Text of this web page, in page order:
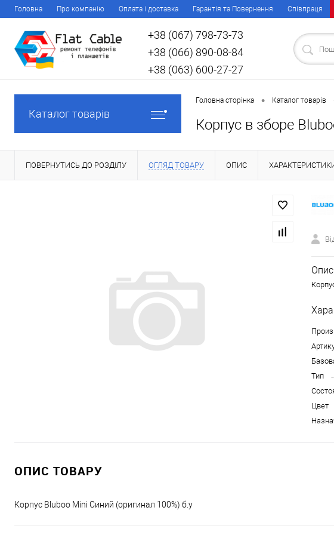
Головна Про компанію Оплата і доставка Гарантія та Повернення Співпраця
+38 (067) 798-73-73
+38 (066) 890-08-84
+38 (063) 600-27-27
Каталог товарів
Головна сторінка • Каталог товарів
Корпус в зборе
ПОВЕРНУТИСЬ ДО РОЗДІЛУ ОГЛЯД ТОВАРУ ОПИС
Тип
Цвет
ОПИС ТОВАРУ
Корпус Bluboo Mini Синий (оригинал 100%) б.у